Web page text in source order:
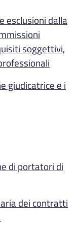
esclusioni dalla
soggettivi,
giudicatrice e i
di portatori di
dei contratti